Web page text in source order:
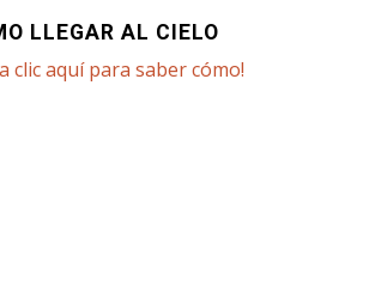
LLEGAR AL CIELO
clic aquí para saber cómo!